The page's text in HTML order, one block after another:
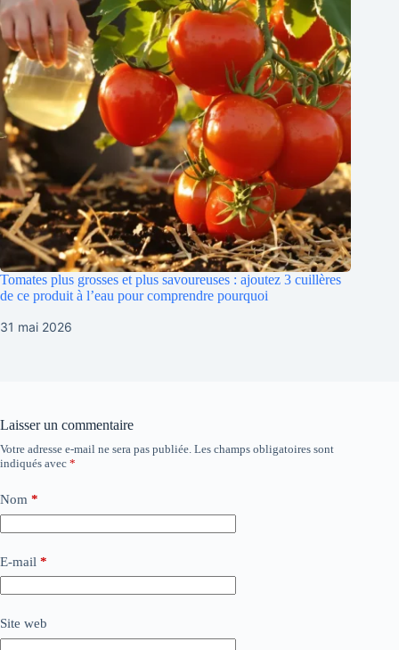
Tomates plus grosses et plus savoureuses : ajoutez 3 cuillères
de ce produit à l’eau pour comprendre pourquoi
31 mai 2026
Laisser un commentaire
Votre adresse e-mail ne sera pas publiée. Les champs obligatoires sont
indiqués avec *
Nom *
E-mail *
Site web